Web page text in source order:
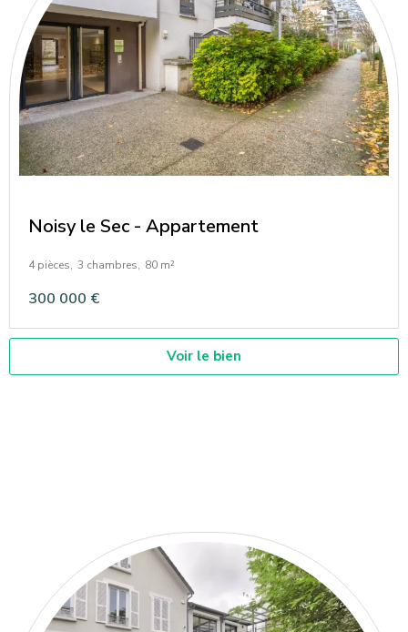
Noisy le Sec - Appartement
4 pièces, 3 chambres, 80 m²
300 000 €
Voir le bien